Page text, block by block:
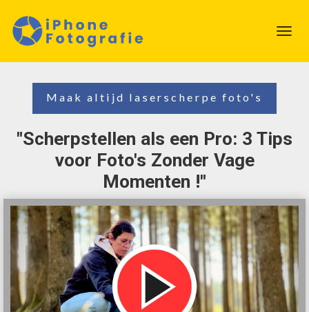
Maak altijd laserscherpe foto's
"Scherpstellen als een Pro: 3 Tips
voor Foto's Zonder Vage
Momenten !"